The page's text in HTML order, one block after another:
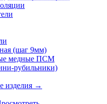
(шаг 9мм)
медные ПСМ
рубильники)
изделия →